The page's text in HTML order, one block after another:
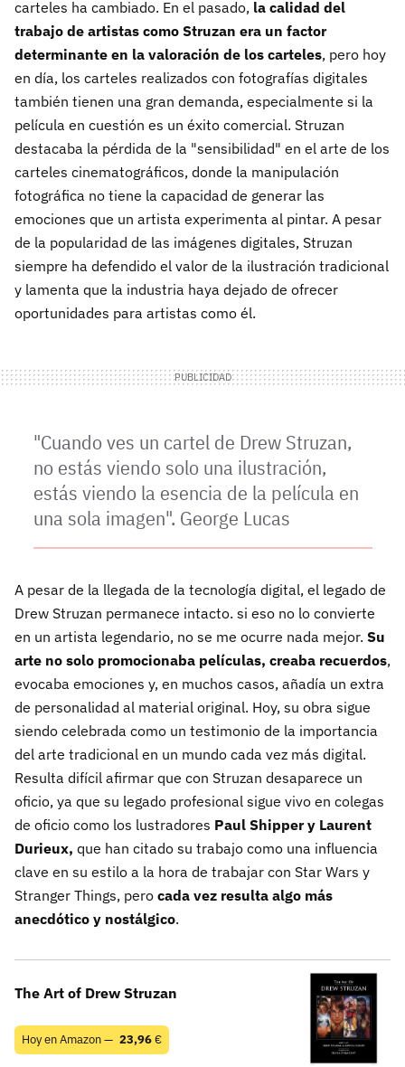
carteles ha cambiado. En el pasado, la calidad del
trabajo de artistas como Struzan era un factor
determinante en la valoración de los carteles, pero hoy
en día, los carteles realizados con fotografías digitales
también tienen una gran demanda, especialmente si la
película en cuestión es un éxito comercial. Struzan
destacaba la pérdida de la "sensibilidad" en el arte de los
carteles cinematográficos, donde la manipulación
fotográfica no tiene la capacidad de generar las
emociones que un artista experimenta al pintar. A pesar
de la popularidad de las imágenes digitales, Struzan
siempre ha defendido el valor de la ilustración tradicional
y lamenta que la industria haya dejado de ofrecer
oportunidades para artistas como él.
"Cuando ves un cartel de Drew Struzan,
no estás viendo solo una ilustración,
estás viendo la esencia de la película en
una sola imagen". George Lucas
A pesar de la llegada de la tecnología digital, el legado de
Drew Struzan permanece intacto. si eso no lo convierte
en un artista legendario, no se me ocurre nada mejor. Su
arte no solo promocionaba películas, creaba recuerdos,
evocaba emociones y, en muchos casos, añadía un extra
de personalidad al material original. Hoy, su obra sigue
siendo celebrada como un testimonio de la importancia
del arte tradicional en un mundo cada vez más digital.
Resulta difícil afirmar que con Struzan desaparece un
oficio, ya que su legado profesional sigue vivo en colegas
de oficio como los lustradores Paul Shipper y Laurent
Durieux, que han citado su trabajo como una influencia
clave en su estilo a la hora de trabajar con Star Wars y
Stranger Things, pero cada vez resulta algo más
anecdótico y nostálgico.
The Art of Drew Struzan
Hoy en Amazon — 23,96€